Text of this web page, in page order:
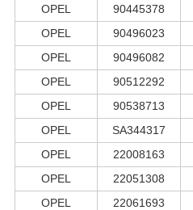
OPEL
90445378
OPEL
90496023
OPEL
90496082
OPEL
90512292
OPEL
90538713
OPEL
SA344317
OPEL
22008163
OPEL
22051308
OPEL
22061693